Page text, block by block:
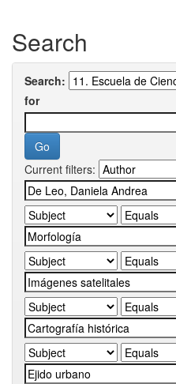
Search
Search:
for
Current filters: